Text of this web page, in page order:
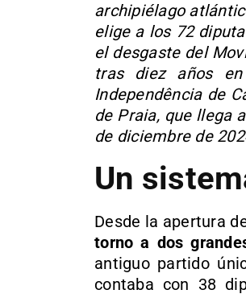
archipiélago
elige a los 72
el desgaste del
tras diez años
Independência de
de Praia, que llega
de diciembre de
Un
Desde la apertura
torno a dos
antiguo partido
contaba con 38